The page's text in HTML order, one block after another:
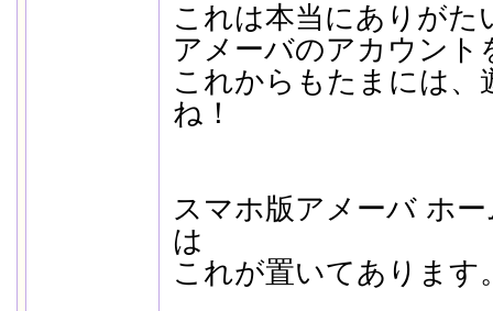
これは本当にありがた
アメーバのアカウント
これからもたまには
ね！
スマホ版アメーバ ホ
は
これが置いてあります